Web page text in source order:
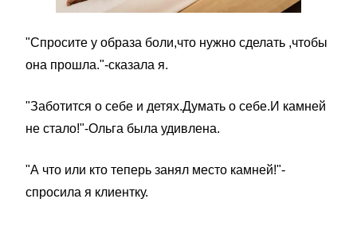
"Спросите у образа боли,что нужно сделать ,чтобы
она прошла."-сказала я.
"Заботится о себе и детях.Думать о себе.И камней
не стало!"-Ольга была удивлена.
"А что или кто теперь занял место камней!"-
спросила я клиентку.